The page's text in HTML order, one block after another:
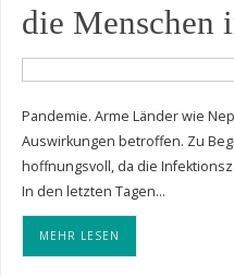
die Menschen
Pandemie. Arme Länder wie
Auswirkungen betroffen. Zu
hoffnungsvoll, da die
In den letzten Tagen…
MEHR LESEN